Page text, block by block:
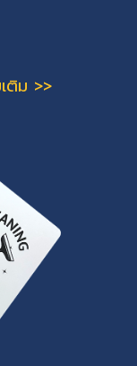
ติม >>